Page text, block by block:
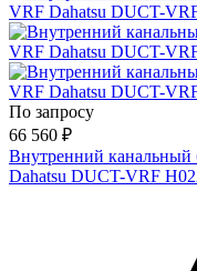
По запросу
66 560 ₽
Внутренний канальный
Dahatsu DUCT-VRF